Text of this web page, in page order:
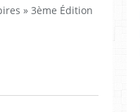
» 3ème Édition